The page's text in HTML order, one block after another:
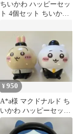
ちいかわ ハッピーセッ
ト 4個セット ちいかわ
¥950
A*a様 マクドナルド ち
いかわ ハッピーセット
2種セットうさぎ ちい
かわ